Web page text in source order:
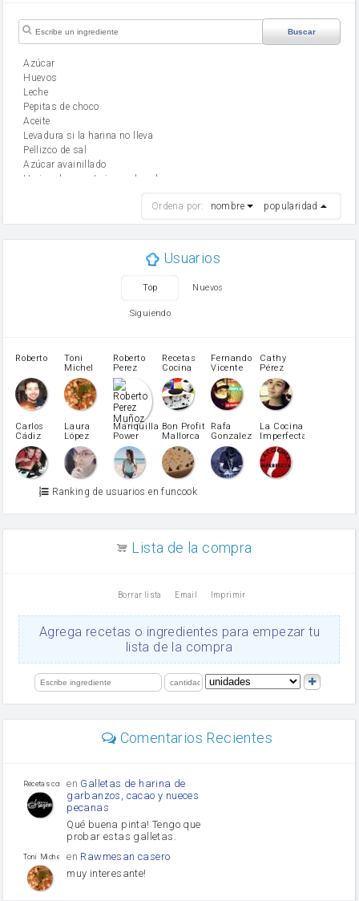
Buscar
Azúcar
huevos
leche
Pepitas de choco
aceite
Levadura si la harina no lleva
Pellizco de sal
Azúcar avainillado
Harina de reposteria con levadura
mantequilla
Opcional: Azúcar avainillado
patatas
pimiento rojo
Pimentón
pimiento verde
miel
vino blanco
Azúcar glass
Azúcar moreno
Zumo de limón
arroz
Ajos
salsa de soja
limón
Ordena por: nombre popularidad
Usuarios
Top Nuevos
Siguiendo
Roberto
Toni
Michel
Caubet
Roberto
Perez
Muñoz
Recetas
Cocina
Fernando
Vicente
Cathy
Pérez
Carlos
Cádiz
Laura
López
Martínez
Mariquilla
Power
Bon Profit
Mallorca
Rafa
Gonzalez
La Cocina
Imperfecta
Ranking de usuarios en funcook
Lista de la compra
Borrar lista Email Imprimir
Agrega recetas o ingredientes para empezar tu
lista de la compra
Comentarios Recientes
Recetas con sazon
en Galletas de harina de
garbanzos, cacao y nueces
pecanas
Qué buena pinta! Tengo que
probar estas galletas.
Toni Michel Caubet
en Rawmesan casero
muy interesante!